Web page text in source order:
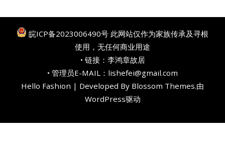
皖ICP备2023006490号 此网站仅作为家族传承及寻根
使用，无任何商业用途
• 链接： 李鸿章故居
• 管理员E-MAIL：lishefei@gmail.com
Hello Fashion | Developed By Blossom Themes.由
WordPress驱动